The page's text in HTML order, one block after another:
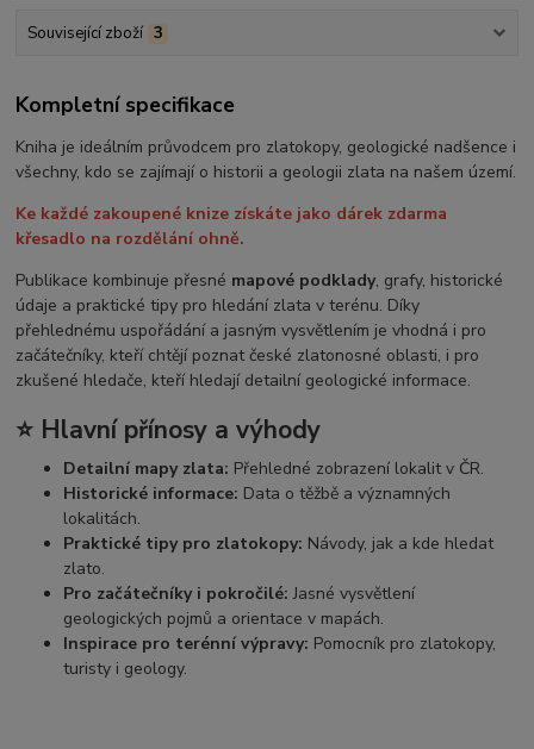
Související zboží 3
Kompletní specifikace
Kniha je ideálním průvodcem pro zlatokopy, geologické nadšence i
všechny, kdo se zajímají o historii a geologii zlata na našem území.
Ke každé zakoupené knize získáte jako dárek zdarma
křesadlo na rozdělání ohně.
Publikace kombinuje přesné mapové podklady, grafy, historické
údaje a praktické tipy pro hledání zlata v terénu. Díky
přehlednému uspořádání a jasným vysvětlením je vhodná i pro
začátečníky, kteří chtějí poznat české zlatonosné oblasti, i pro
zkušené hledače, kteří hledají detailní geologické informace.
⭐ Hlavní přínosy a výhody
Detailní mapy zlata: Přehledné zobrazení lokalit v ČR.
Historické informace: Data o těžbě a významných
lokalitách.
Praktické tipy pro zlatokopy: Návody, jak a kde hledat
zlato.
Pro začátečníky i pokročilé: Jasné vysvětlení
geologických pojmů a orientace v mapách.
Inspirace pro terénní výpravy: Pomocník pro zlatokopy,
turisty i geology.